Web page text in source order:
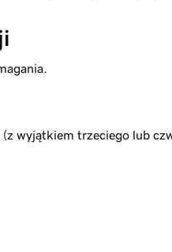
wyjątkiem trzeciego lub